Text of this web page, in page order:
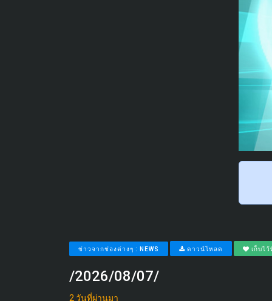
ข่าวจากช่องต่างๆ : NEWS ดาวน์โหลด เก็บไ
/2026/08/07/
2 วันที่ผ่านมา